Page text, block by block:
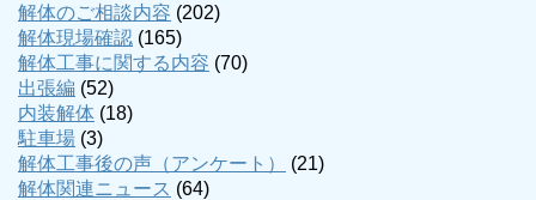
解体のご相談内容 (202)
解体現場確認 (165)
解体工事に関する内容 (70)
出張編 (52)
内装解体 (18)
駐車場 (3)
解体工事後の声（アンケート）
(21)
解体関連ニュース (64)